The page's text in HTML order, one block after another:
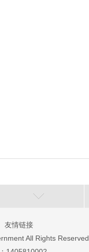
友情链接
All Rights Reserved